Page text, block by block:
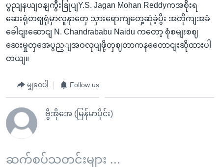
ပွညျနယျဝနျကွီးခြုပျY.S. Jagan Mohan Reddyကအစိုးရ
ဆေးရုံတဈရုံမှာလူနာတှေ သှားရောကျတှေ့ဆုံခဲ့ပွီး အတိုကျအခံ
ခေါငျးဆောငျ N. Chandrababu Naidu ကတော့ စုံစမျးစဈ
ဆေးမှုတှအေပွည့ျအဝလုပျဖို့တှဈတာကနတေောငျးဆိုထားပါ
တယျ။
မျှဝေပါ Follow us
ဗွီအိုအေ (မြန်မာပိုင်း)
ဆက်စပ်သတင်းများ ...